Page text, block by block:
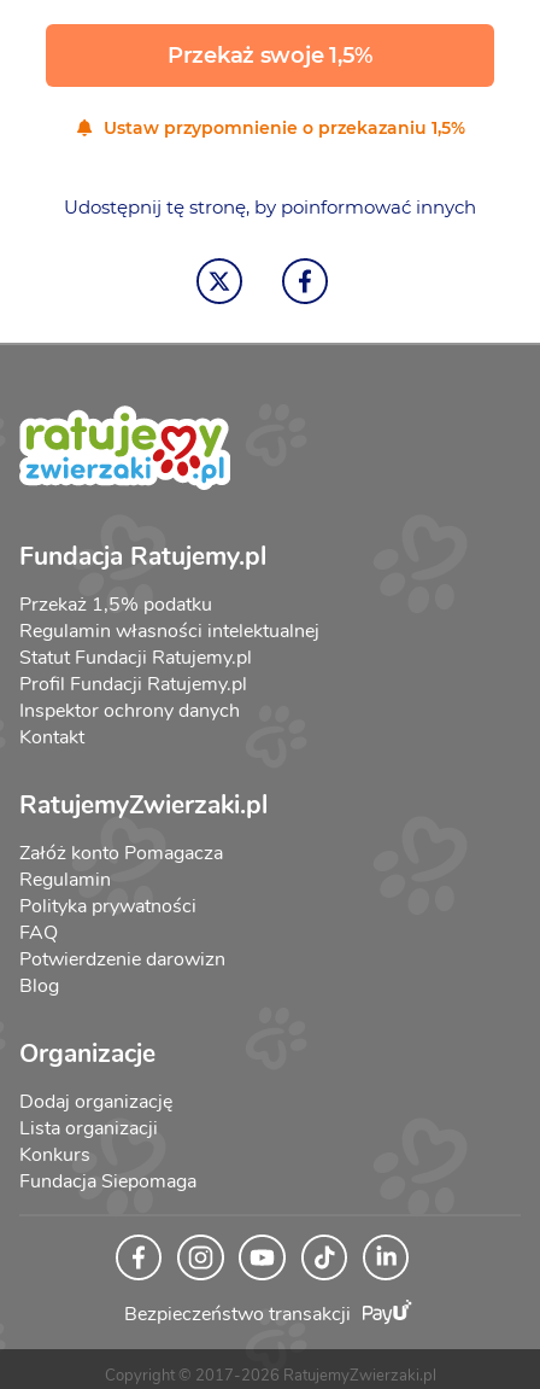
Przekaż swoje 1,5%
Ustaw przypomnienie o przekazaniu 1,5%
Udostępnij tę stronę, by poinformować innych
Fundacja Ratujemy.pl
Przekaż 1,5% podatku
Regulamin własności intelektualnej
Statut Fundacji Ratujemy.pl
Profil Fundacji Ratujemy.pl
Inspektor ochrony danych
Kontakt
RatujemyZwierzaki.pl
Załóż konto Pomagacza
Regulamin
Polityka prywatności
FAQ
Potwierdzenie darowizn
Blog
Organizacje
Dodaj organizację
Lista organizacji
Konkurs
Fundacja Siepomaga
Bezpieczeństwo transakcji
Copyright © 2017-2026 RatujemyZwierzaki.pl